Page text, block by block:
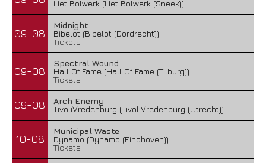
Het Bolwerk (Het Bolwerk (Sneek))
09-08
Midnight
Bibelot (Bibelot (Dordrecht))
Tickets
09-08
Spectral Wound
Hall Of Fame (Hall Of Fame (Tilburg))
Tickets
09-08
Arch Enemy
TivoliVredenburg (TivoliVredenburg (Utrecht))
10-08
Municipal Waste
Dynamo (Dynamo (Eindhoven))
Tickets